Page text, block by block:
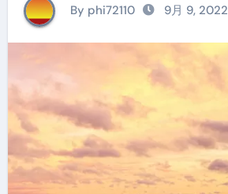
By phi72110 9月 9, 2022